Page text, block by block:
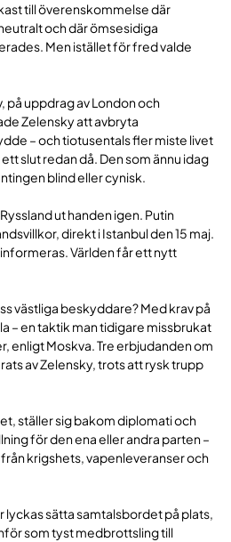
till överenskommelse där
och där ömsesidiga
Men istället för fred valde
på uppdrag av London och
Zelensky att avbryta
– och tiotusentals fler miste livet
slut redan då. Den som ännu idag
blind eller cynisk.
ut handen igen. Putin
direkt i Istanbul den 15 maj.
Världen får ett nytt
västliga beskyddare? Med krav på
– en taktik man tidigare missbrukat
enligt Moskva. Tre erbjudanden om
av Zelensky, trots att rysk trupp
ställer sig bakom diplomati och
för den ena eller andra parten –
krigshets, vapenleveranser och
lyckas sätta samtalsbordet på plats,
som tyst medbrottsling till